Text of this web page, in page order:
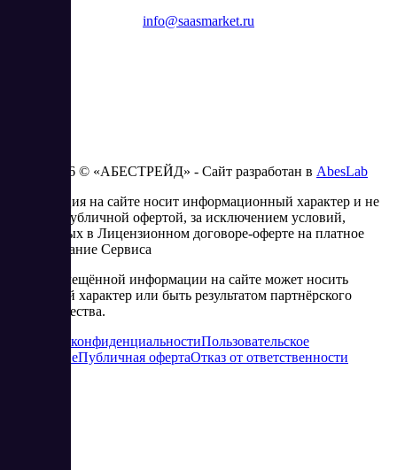
info@saasmarket.ru
2023 - 2026 © «АБЕСТРЕЙД» - Сайт разработан в AbesLab
Информация на сайте носит информационный характер и не
является публичной офертой, за исключением условий,
изложенных в Лицензионном договоре-оферте на платное
использование Сервиса
Часть размещённой информации на сайте может носить
рекламный характер или быть результатом партнёрского
сотрудничества.
Политика конфиденциальностиПользовательское
соглашениеПубличная офертаОтказ от ответственности